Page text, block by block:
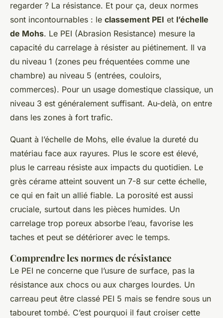
regarder ? La résistance. Et pour ça, deux normes
sont incontournables : le classement PEI et l’échelle
de Mohs. Le PEI (Abrasion Resistance) mesure la
capacité du carrelage à résister au piétinement. Il va
du niveau 1 (zones peu fréquentées comme une
chambre) au niveau 5 (entrées, couloirs,
commerces). Pour un usage domestique classique, un
niveau 3 est généralement suffisant. Au-delà, on entre
dans les zones à fort trafic.
Quant à l’échelle de Mohs, elle évalue la dureté du
matériau face aux rayures. Plus le score est élevé,
plus le carreau résiste aux impacts du quotidien. Le
grès cérame atteint souvent un 7-8 sur cette échelle,
ce qui en fait un allié fiable. La porosité est aussi
cruciale, surtout dans les pièces humides. Un
carrelage trop poreux absorbe l’eau, favorise les
taches et peut se détériorer avec le temps.
Comprendre les normes de résistance
Le PEI ne concerne que l’usure de surface, pas la
résistance aux chocs ou aux charges lourdes. Un
carreau peut être classé PEI 5 mais se fendre sous un
tabouret tombé. C’est pourquoi il faut croiser cette